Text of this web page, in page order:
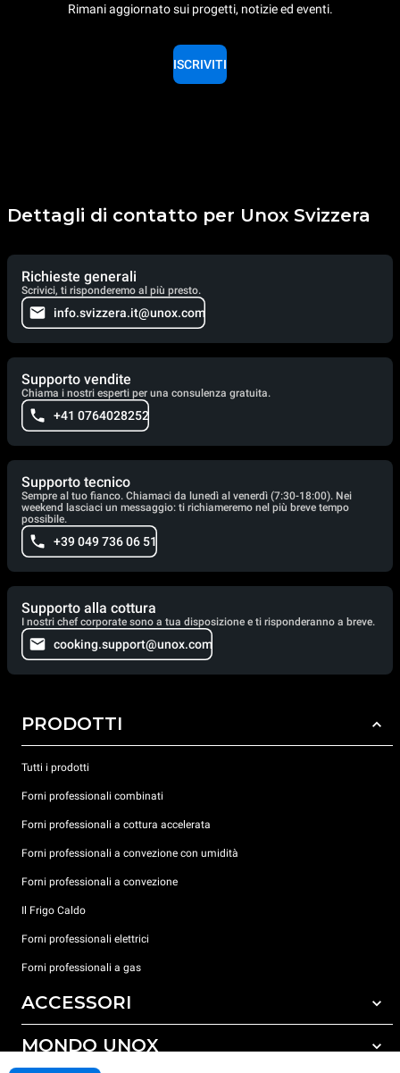
Rimani aggiornato sui progetti, notizie ed eventi.
ISCRIVITI
Dettagli di contatto per Unox Svizzera
Richieste generali
Scrivici, ti risponderemo al più presto.
info.svizzera.it@unox.com
Supporto vendite
Chiama i nostri esperti per una consulenza gratuita.
+41 0764028252
Supporto tecnico
Sempre al tuo fianco. Chiamaci da lunedì al venerdì (7:30-18:00). Nei
weekend lasciaci un messaggio: ti richiameremo nel più breve tempo
possibile.
+39 049 736 06 51
Supporto alla cottura
I nostri chef corporate sono a tua disposizione e ti risponderanno a breve.
cooking.support@unox.com
PRODOTTI
Tutti i prodotti
Forni professionali combinati
Forni professionali a cottura accelerata
Forni professionali a convezione con umidità
Forni professionali a convezione
Il Frigo Caldo
Forni professionali elettrici
Forni professionali a gas
ACCESSORI
Tutti gli accessori
MONDO UNOX